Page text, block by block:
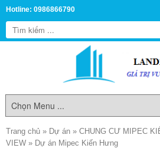
Hotline: 0986866790
Trang chủ » Dự án » CHUNG CƯ MIPEC
VIEW » Dự án Mipec Kiến Hưng